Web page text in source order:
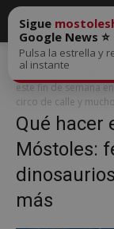
Inicio
Qué hacer
hamburguesas,
este fin de semana
circo de calle y
Qué hacer
Móstoles:
más
Sigue
Google News ⭐
Pulsa la estrella y
al instante